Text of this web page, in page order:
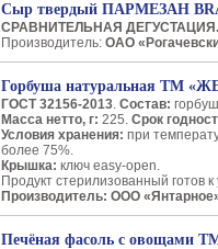
Сыр твердый ПАРМЕЗАН
СРАВНИТЕЛЬНАЯ ДЕГУСТАЦИЯ.
Производитель: ОАО
Горбуша натуральная ТМ
ГОСТ 32156-2013. Состав:
Масса нетто, г: 225. Срок
Условия хранения: при
более 75%.
Крышка: ключ easy-open.
Продукт стерилизованный готов
Производитель: ООО
Печёная фасоль с овощами